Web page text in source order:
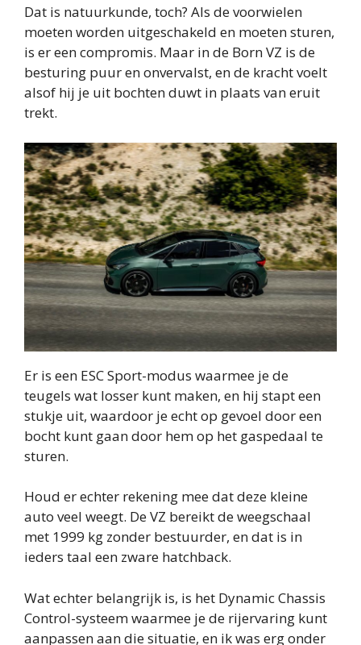
Dat is natuurkunde, toch? Als de voorwielen
moeten worden uitgeschakeld en moeten sturen,
is er een compromis. Maar in de Born VZ is de
besturing puur en onvervalst, en de kracht voelt
alsof hij je uit bochten duwt in plaats van eruit
trekt.
Er is een ESC Sport-modus waarmee je de
teugels wat losser kunt maken, en hij stapt een
stukje uit, waardoor je echt op gevoel door een
bocht kunt gaan door hem op het gaspedaal te
sturen.
Houd er echter rekening mee dat deze kleine
auto veel weegt. De VZ bereikt de weegschaal
met 1999 kg zonder bestuurder, en dat is in
ieders taal een zware hatchback.
Wat echter belangrijk is, is het Dynamic Chassis
Control-systeem waarmee je de rijervaring kunt
aanpassen aan die situatie, en ik was erg onder